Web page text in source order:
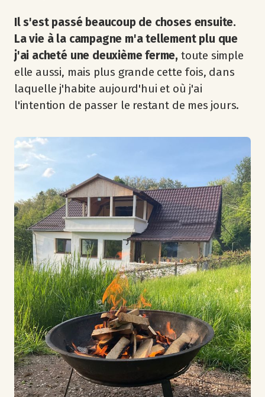
Il s'est passé beaucoup de choses ensuite.
La vie à la campagne m'a tellement plu que
j'ai acheté une deuxième ferme, toute simple
elle aussi, mais plus grande cette fois, dans
laquelle j'habite aujourd'hui et où j'ai
l'intention de passer le restant de mes jours.